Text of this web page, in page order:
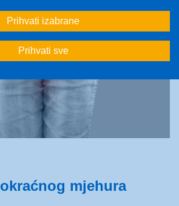
mjehura
Prihvati izabrane
Prihvati sve